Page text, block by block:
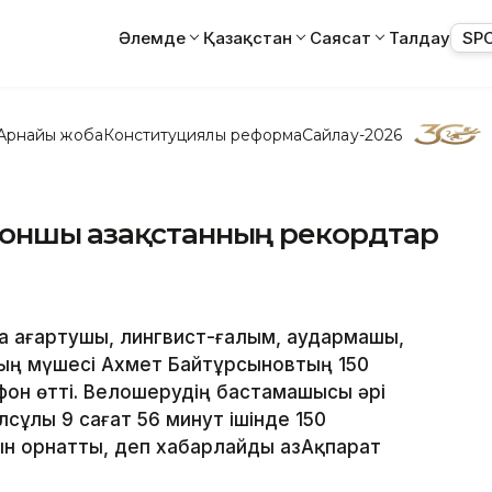
Әлемде Қазақстан Саясат Талдау
жобаКонституциялық реформаСайлау-2026
Қазақстанның рекордтар
ағартушы, лингвист-ғалым, аудармашы,
мүшесі Ахмет Байтұрсыновтың 150
өтті. Велошерудің бастамашысы әрі
9 сағат 56 минут ішінде 150
деп хабарлайды ҚазАқпарат